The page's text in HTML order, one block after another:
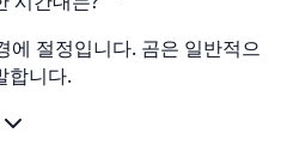
에 절정입니다. 곰은 일반적으
합니다.